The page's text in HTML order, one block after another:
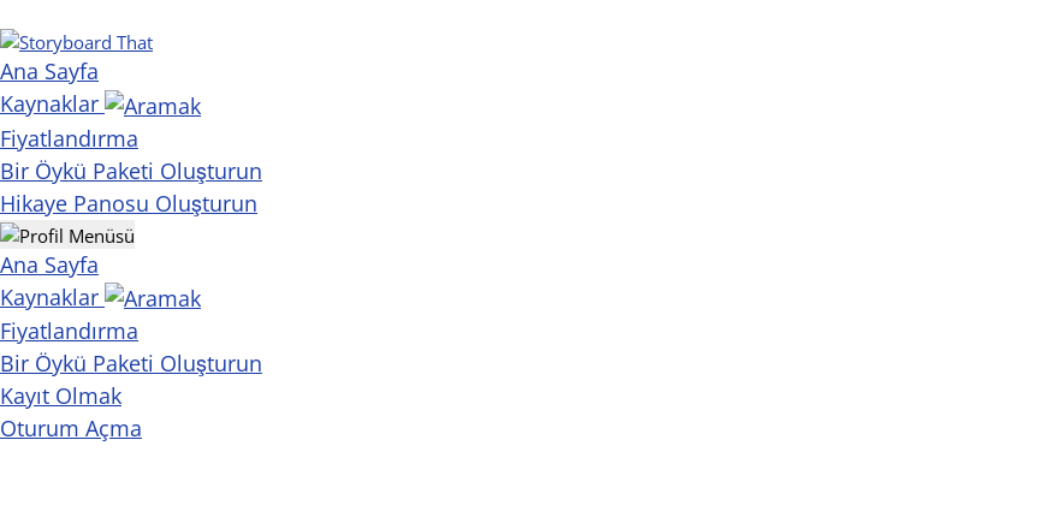
Ana Sayfa
Kaynaklar
Fiyatlandırma
Bir Öykü Paketi Oluşturun
Hikaye Panosu Oluşturun
Ana Sayfa
Kaynaklar
Fiyatlandırma
Bir Öykü Paketi Oluşturun
Kayıt Olmak
Oturum Açma